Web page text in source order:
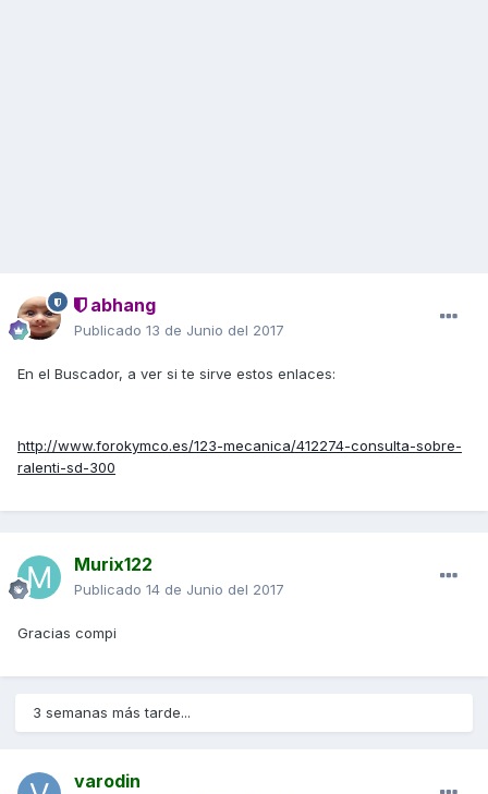
abhang
Publicado 13 de Junio del 2017
En el Buscador, a ver si te sirve estos enlaces:
http://www.forokymco.es/123-mecanica/412274-consulta-sobre-
ralenti-sd-300
Murix122
Publicado 14 de Junio del 2017
Gracias compi
3 semanas más tarde...
varodin